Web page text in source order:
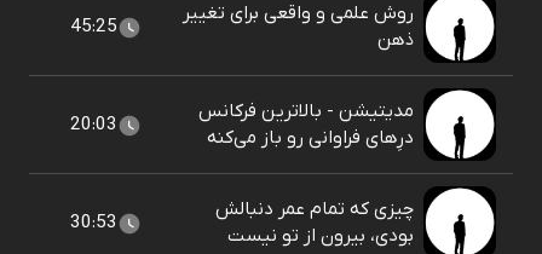
روش علمی و واقعی برای تغییر
ذهن
45:25
مدیتیشن - بالاترین فرکانس
درِهای فراوانی رو باز می‌کنه
20:03
چیزی که تمام عمر دنبالش
بودی، بیرون از تو نیست
30:53